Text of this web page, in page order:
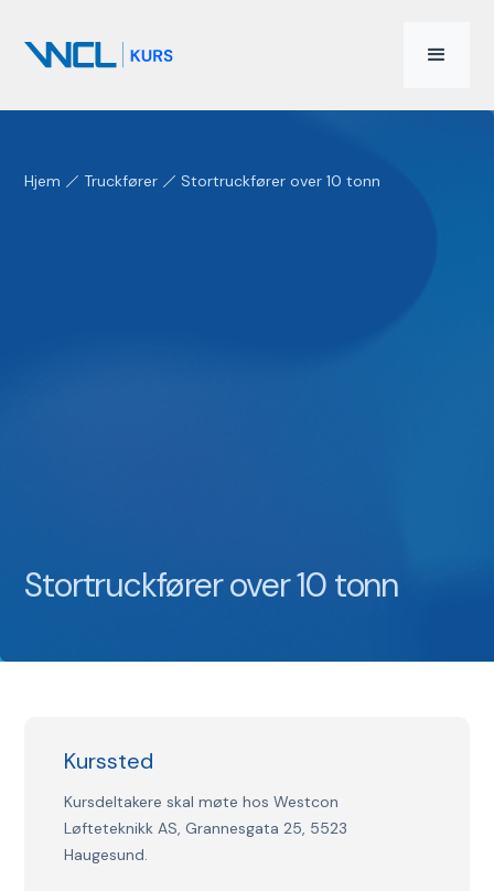
Hjem Truckfører Stortruckfører over 10 tonn
Stortruckfører over 10 tonn
Kurssted
Kursdeltakere skal møte hos Westcon
Løfteteknikk AS, Grannesgata 25, 5523
Haugesund.